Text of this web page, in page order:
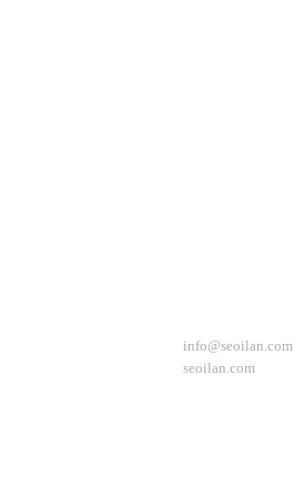
info@seoilan.com
seoilan.com